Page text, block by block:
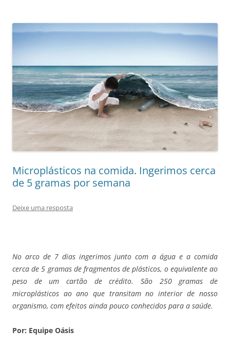
Microplásticos na comida. Ingerimos cerca
de 5 gramas por semana
Deixe uma resposta
No arco de 7 dias ingerimos junto com a água e a comida
cerca de 5 gramas de fragmentos de plásticos, o equivalente ao
peso de um cartão de crédito. São 250 gramas de
microplásticos ao ano que transitam no interior de nosso
organismo, com efeitos ainda pouco conhecidos para a saúde.
Por: Equipe Oásis